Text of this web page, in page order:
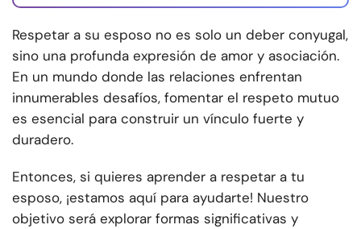
Respetar a su esposo no es solo un deber conyugal,
sino una profunda expresión de amor y asociación.
En un mundo donde las relaciones enfrentan
innumerables desafíos, fomentar el respeto mutuo
es esencial para construir un vínculo fuerte y
duradero.
Entonces, si quieres aprender a respetar a tu
esposo, ¡estamos aquí para ayudarte! Nuestro
objetivo será explorar formas significativas y